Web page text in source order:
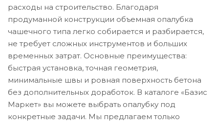
расходы на строительство. Благодаря
продуманной конструкции объемная опалубка
чашечного типа легко собирается и разбирается,
не требует сложных инструментов и больших
временных затрат. Основные преимущества:
быстрая установка, точная геометрия,
минимальные швы и ровная поверхность бетона
без дополнительных доработок. В каталоге «Базис
Маркет» вы можете выбрать опалубку под
конкретные задачи. Мы предлагаем только